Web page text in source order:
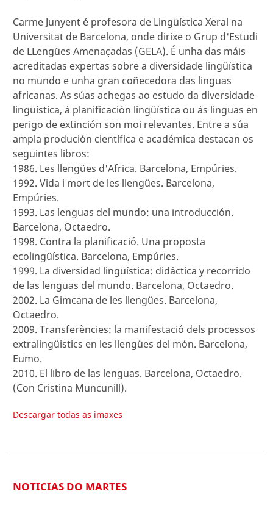
Carme Junyent é profesora de Lingüística Xeral na
Universitat de Barcelona, onde dirixe o Grup d'Estudi
de LLengües Amenaçadas (GELA). É unha das máis
acreditadas expertas sobre a diversidade lingüística
no mundo e unha gran coñecedora das linguas
africanas. As súas achegas ao estudo da diversidade
lingüística, á planificación lingüística ou ás linguas en
perigo de extinción son moi relevantes. Entre a súa
ampla produción científica e académica destacan os
seguintes libros:
1986. Les llengües d'Africa. Barcelona, Empúries.
1992. Vida i mort de les llengües. Barcelona,
Empúries.
1993. Las lenguas del mundo: una introducción.
Barcelona, Octaedro.
1998. Contra la planificació. Una proposta
ecolingüística. Barcelona, Empúries.
1999. La diversidad lingüística: didáctica y recorrido
de las lenguas del mundo. Barcelona, Octaedro.
2002. La Gimcana de les llengües. Barcelona,
Octaedro.
2009. Transferències: la manifestació dels processos
extralingüistics en les llengües del món. Barcelona,
Eumo.
2010. El libro de las lenguas. Barcelona, Octaedro.
(Con Cristina Muncunill).
Descargar todas as imaxes
NOTICIAS DO MARTES